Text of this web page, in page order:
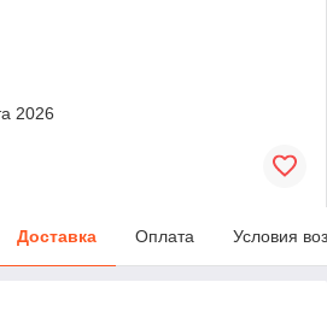
2026
Доставка Оплата Условия